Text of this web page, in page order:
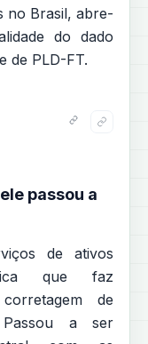
no Brasil, abre-
do dado
de PLD-FT.
passou a
de ativos
que faz
de
Passou a ser